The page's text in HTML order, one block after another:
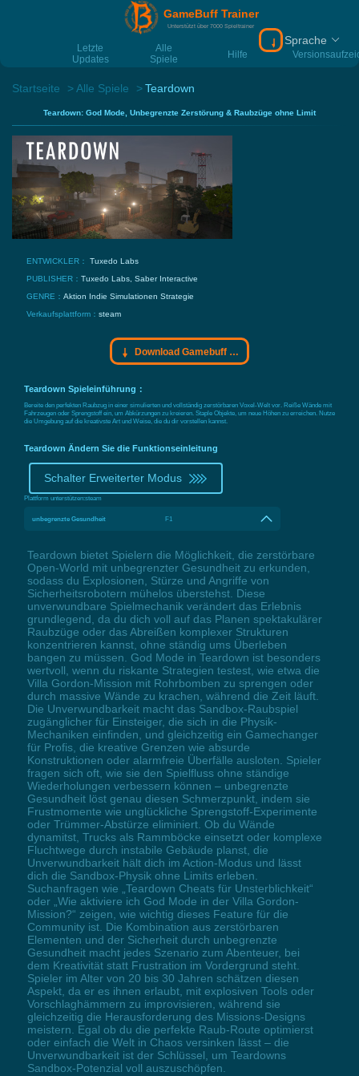
GameBuff Trainer
Unterstützt über 7000 Spieltrainer
Letzte
Updates
Alle
Spiele
Hilfe
Download
Sprache
Startseite Alle Spiele Teardown
Teardown: God Mode, Unbegrenzte Zerstörung & Raubzüge ohne Limit
ENTWICKLER： Tuxedo Labs
PUBLISHER： Tuxedo Labs, Saber Interactive
GENRE： Aktion Indie Simulationen Strategie
Verkaufsplattform： steam
Download Gamebuff Trainer
Teardown Spieleinführung：
Bereite den perfekten Raubzug in einer simulierten und vollständig zerstörbaren Voxel-Welt vor. Reiße Wände mit
Fahrzeugen oder Sprengstoff ein, um Abkürzungen zu kreieren. Staple Objekte, um neue Höhen zu erreichen. Nutze
die Umgebung auf die kreativste Art und Weise, die du dir vorstellen kannst.
Teardown Ändern Sie die Funktionseinleitung
Schalter Erweiterter Modus
Plattform unterstützen:steam
unbegrenzte Gesundheit F1
Teardown bietet Spielern die Möglichkeit, die zerstörbare
Open-World mit unbegrenzter Gesundheit zu erkunden,
sodass du Explosionen, Stürze und Angriffe von
Sicherheitsrobotern mühelos überstehst. Diese
unverwundbare Spielmechanik verändert das Erlebnis
grundlegend, da du dich voll auf das Planen spektakulärer
Raubzüge oder das Abreißen komplexer Strukturen
konzentrieren kannst, ohne ständig ums Überleben
bangen zu müssen. God Mode in Teardown ist besonders
wertvoll, wenn du riskante Strategien testest, wie etwa die
Villa Gordon-Mission mit Rohrbomben zu sprengen oder
durch massive Wände zu krachen, während die Zeit läuft.
Die Unverwundbarkeit macht das Sandbox-Raubspiel
zugänglicher für Einsteiger, die sich in die Physik-
Mechaniken einfinden, und gleichzeitig ein Gamechanger
für Profis, die kreative Grenzen wie absurde
Konstruktionen oder alarmfreie Überfälle ausloten. Spieler
fragen sich oft, wie sie den Spielfluss ohne ständige
Wiederholungen verbessern können – unbegrenzte
Gesundheit löst genau diesen Schmerzpunkt, indem sie
Frustmomente wie unglückliche Sprengstoff-Experimente
oder Trümmer-Abstürze eliminiert. Ob du Wände
dynamitst, Trucks als Rammböcke einsetzt oder komplexe
Fluchtwege durch instabile Gebäude planst, die
Unverwundbarkeit hält dich im Action-Modus und lässt
dich die Sandbox-Physik ohne Limits erleben.
Suchanfragen wie „Teardown Cheats für Unsterblichkeit“
oder „Wie aktiviere ich God Mode in der Villa Gordon-
Mission?“ zeigen, wie wichtig dieses Feature für die
Community ist. Die Kombination aus zerstörbaren
Elementen und der Sicherheit durch unbegrenzte
Gesundheit macht jedes Szenario zum Abenteuer, bei
dem Kreativität statt Frustration im Vordergrund steht.
Spieler im Alter von 20 bis 30 Jahren schätzen diesen
Aspekt, da er es ihnen erlaubt, mit explosiven Tools oder
Vorschlaghämmern zu improvisieren, während sie
gleichzeitig die Herausforderung des Missions-Designs
meistern. Egal ob du die perfekte Raub-Route optimierst
oder einfach die Welt in Chaos versinken lässt – die
Unverwundbarkeit ist der Schlüssel, um Teardowns
Sandbox-Potenzial voll auszuschöpfen.